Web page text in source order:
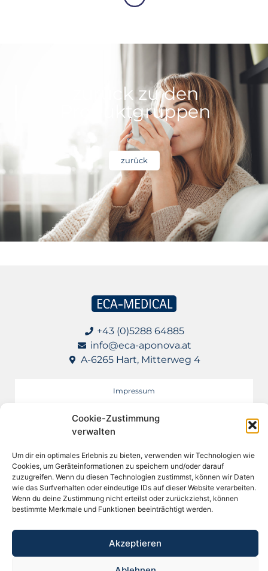
Cookie-Zustimmung
verwalten
Um dir ein optimales Erlebnis zu bieten, verwenden wir Technologien wie
Cookies, um Geräteinformationen zu speichern und/oder darauf
zuzugreifen. Wenn du diesen Technologien zustimmst, können wir Daten
wie das Surfverhalten oder eindeutige IDs auf dieser Website verarbeiten.
Wenn du deine Zustimmung nicht erteilst oder zurückziehst, können
bestimmte Merkmale und Funktionen beeinträchtigt werden.
Akzeptieren
zurück zu den
Produktgruppen
zurück
+43 (0)5288 64885
info@eca-aponova.at
A-6265 Hart, Mitterweg 4
Impressum
Datenschutz
Apotheke in meiner Nähe